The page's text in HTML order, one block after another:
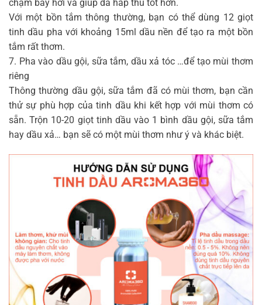
chậm bay hơi và giúp da hấp thu tốt hơn.
Với một bồn tắm thông thường, bạn có thể dùng 12 giọt
tinh dầu pha với khoảng 15ml dầu nền để tạo ra một bồn
tắm rất thơm.
7. Pha vào dầu gội, sữa tắm, dầu xả tóc …để tạo mùi thơm
riêng
Thông thường dầu gội, sữa tắm đã có mùi thơm, bạn cần
thử sự phù hợp của tinh dầu khi kết hợp với mùi thơm có
sẵn. Trộn 10-20 giọt tinh dầu vào 1 bình dầu gội, sữa tắm
hay dầu xả… bạn sẽ có một mùi thơm như ý và khác biệt.